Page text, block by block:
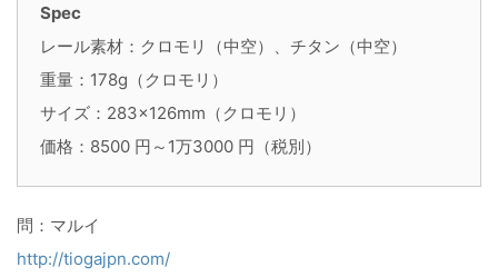
Spec
レール素材：クロモリ（中空）、チタン（中空）
重量：178g（クロモリ）
サイズ：283×126mm（クロモリ）
価格：8500 円～1万3000 円（税別）
問：マルイ
http://tiogajpn.com/